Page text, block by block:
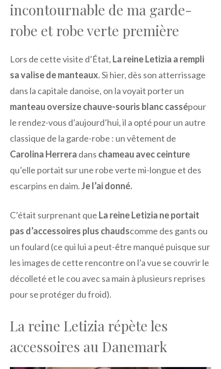
incontournable de ma garde-
robe et robe verte première
Lors de cette visite d’État, La reine Letizia a rempli
sa valise de manteaux. Si hier, dès son atterrissage
dans la capitale danoise, on la voyait porter un
manteau oversize chauve-souris blanc cassépour
le rendez-vous d’aujourd’hui, il a opté pour un autre
classique de la garde-robe : un vêtement de
Carolina Herrera dans chameau avec ceinture
qu’elle portait sur une robe verte mi-longue et des
escarpins en daim.Je l’ai donné.
C’était surprenant que La reine Letizia ne portait
pas d’accessoires plus chaudscomme des gants ou
un foulard (ce qui lui a peut-être manqué puisque sur
les images de cette rencontre on l’a vue se couvrir le
décolleté et le cou avec sa main à plusieurs reprises
pour se protéger du froid).
La reine Letizia répète les
accessoires au Danemark